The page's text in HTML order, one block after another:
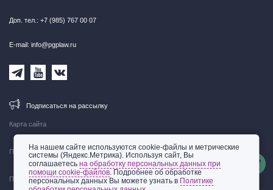
Карта сайта
Правовая информация
Политика обработки персональных данных
Доп. тел.: +7 (985) 767 00 07
E-mail: info@pgplaw.ru
Подписаться на рассылку
На нашем сайте используются cookie-файлы и метрические
системы (Яндекс.Метрика). Используя сайт, Вы
соглашаетесьна обработку персональных данных при
помощи cookie-файлов. Подробнее об обработке
персональных данных Вы можете узнать в Политике